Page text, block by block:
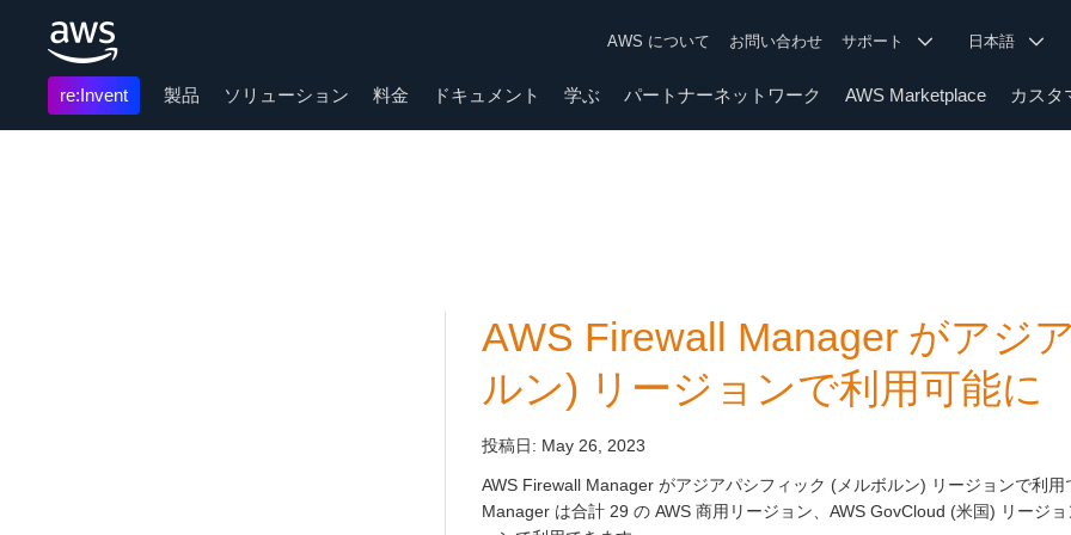
AWS について お問い合わせ サポート 日本語
re:Invent 製品 ソリューション 料金 ドキュメント 学ぶ パートナーネットワーク AWS Marketplace カスタ
AWS Firewall Manager がアジ
ルン) リージョンで利用可能に
投稿日: May 26, 2023
AWS Firewall Manager がアジアパシフィック (メルボルン) リージョンで利
Manager は合計 29 の AWS 商用リージョン、AWS GovCloud (米国) リージ